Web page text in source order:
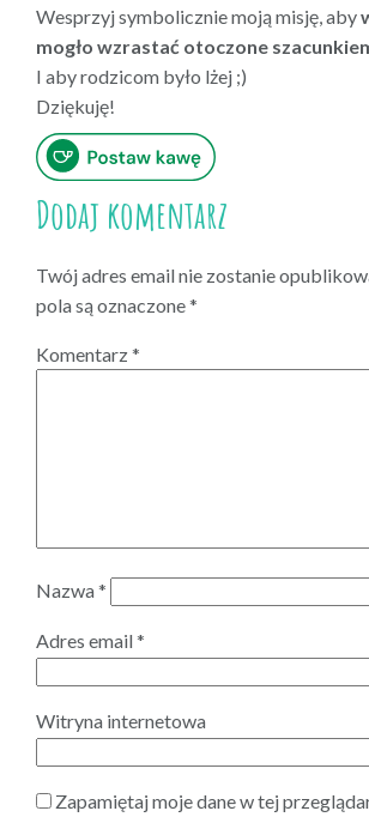
Wesprzyj symbolicznie moją misję, aby
mogło wzrastać otoczone
I aby rodzicom było lżej ;)
Dziękuję!
Dodaj komentarz
Twój adres email nie zostanie
pola są oznaczone*
Komentarz*
Nazwa*
Adres email*
Witryna internetowa
Zapamiętaj moje dane w tej